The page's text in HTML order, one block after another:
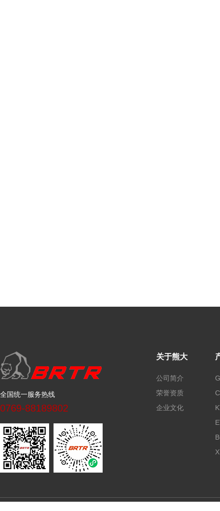
全国统一服务热线
0769-88189802
关于熊大
公司简介
荣誉资质
企业文化